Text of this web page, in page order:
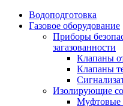
Водоподготовка
Газовое оборудование
Приборы
загазованности
Клапаны
Клапаны
Изолирующие
Муфтовые